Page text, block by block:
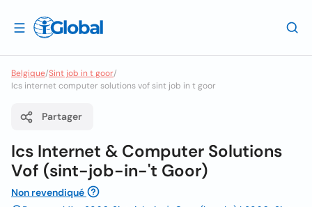
Belgique/Sint job in t goor/
Ics internet computer solutions vof sint job in t goor
Partager
Ics Internet & Computer Solutions
Vof (sint-job-in-'t Goor)
Non revendiqué